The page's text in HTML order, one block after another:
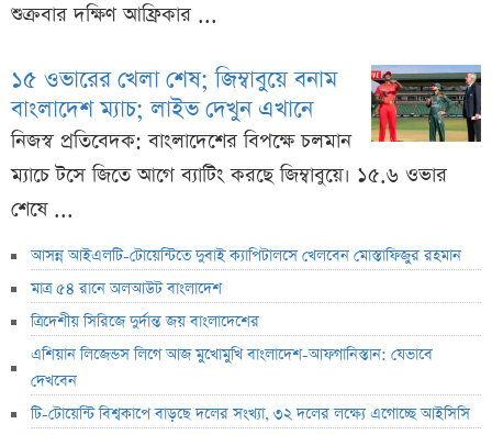
শুক্রবার দক্ষিণ আফ্রিকার ...
১৫ ওভারের খেলা শেষ; জিম্বাবুয়ে বনাম
বাংলাদেশ ম্যাচ; লাইভ দেখুন এখানে
নিজস্ব প্রতিবেদক: বাংলাদেশের বিপক্ষে চলমান
ম্যাচে টসে জিতে আগে ব্যাটিং করছে জিম্বাবুয়ে। ১৫.৬ ওভার
শেষে ...
আসন্ন আইএলটি-টোয়েন্টিতে দুবাই ক্যাপিটালসে খেলবেন মোস্তাফিজুর রহমান
মাত্র ৫৪ রানে অলআউট বাংলাদেশ
ত্রিদেশীয় সিরিজে দুর্দান্ত জয় বাংলাদেশের
এশিয়ান লিজেন্ডস লিগে আজ মুখোমুখি বাংলাদেশ-আফগানিস্তান: যেভাবে
দেখবেন
টি-টোয়েন্টি বিশ্বকাপে বাড়ছে দলের সংখ্যা, ৩২ দলের লক্ষ্যে এগোচ্ছে আইসিসি